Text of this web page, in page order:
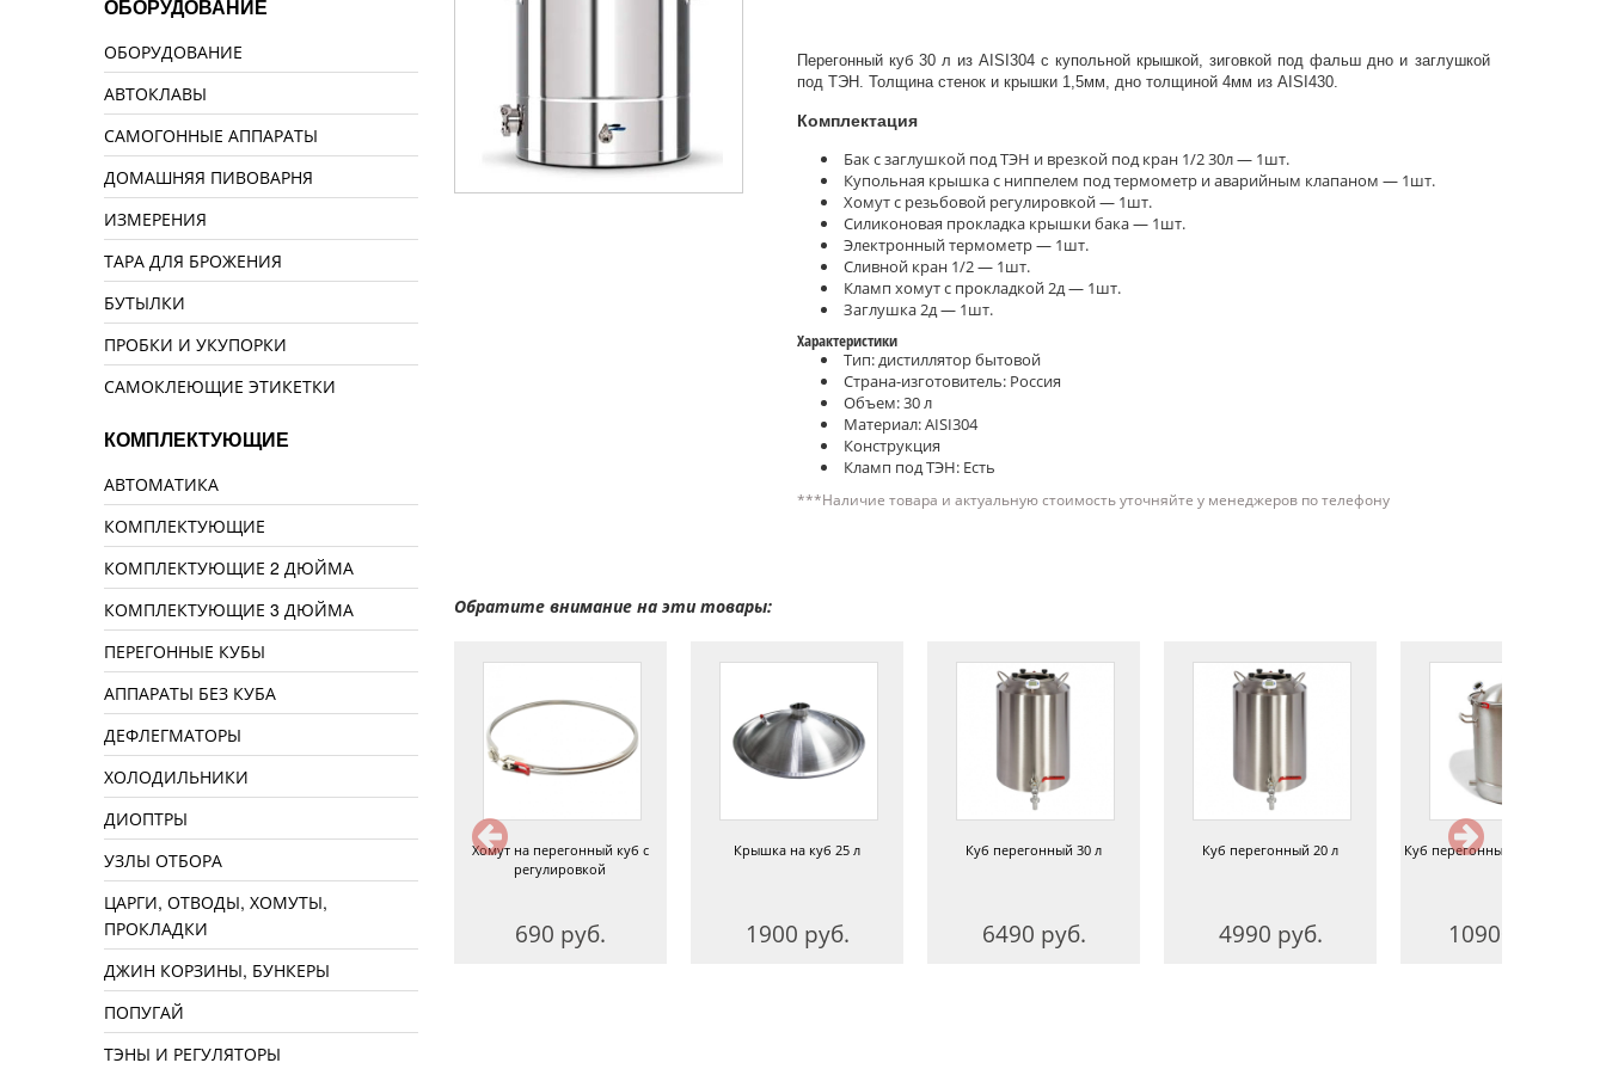
Перегонный куб 30 л из AISI304 с купольной крышкой, зиговкой под фальш дно и заглушкой
под ТЭН. Толщина стенок и крышки 1,5мм, дно толщиной 4мм из AISI430.
Комплектация
Бак с заглушкой под ТЭН и врезкой под кран 1/2 30л — 1шт.
Купольная крышка с ниппелем под термометр и аварийным клапаном — 1шт.
Хомут с резьбовой регулировкой — 1шт.
Силиконовая прокладка крышки бака — 1шт.
Электронный термометр — 1шт.
Сливной кран 1/2 — 1шт.
Кламп хомут с прокладкой 2д — 1шт.
Заглушка 2д — 1шт.
Характеристики
Тип: дистиллятор бытовой
Страна-изготовитель: Россия
Объем: 30 л
Материал: AISI304
Конструкция
Кламп под ТЭН: Есть
***Наличие товара и актуальную стоимость уточняйте у менеджеров по телефону
Обратите внимание на эти товары:
4990 руб.
Хомут на перегонный куб с
регулировкой
690 руб.
Крышка на куб 25 л
1900 руб.
Куб перегонный 30 л
6490 руб.
Куб перегонный 20 л
4990 руб.
Куб перегонный 36 л 1,5
10900 руб.
ОБОРУДОВАНИЕ
ОБОРУДОВАНИЕ
АВТОКЛАВЫ
САМОГОННЫЕ АППАРАТЫ
ДОМАШНЯЯ ПИВОВАРНЯ
ИЗМЕРЕНИЯ
ТАРА ДЛЯ БРОЖЕНИЯ
БУТЫЛКИ
ПРОБКИ И УКУПОРКИ
САМОКЛЕЮЩИЕ ЭТИКЕТКИ
КОМПЛЕКТУЮЩИЕ
АВТОМАТИКА
КОМПЛЕКТУЮЩИЕ
КОМПЛЕКТУЮЩИЕ 2 ДЮЙМА
КОМПЛЕКТУЮЩИЕ 3 ДЮЙМА
ПЕРЕГОННЫЕ КУБЫ
АППАРАТЫ БЕЗ КУБА
ДЕФЛЕГМАТОРЫ
ХОЛОДИЛЬНИКИ
ДИОПТРЫ
УЗЛЫ ОТБОРА
ЦАРГИ, ОТВОДЫ, ХОМУТЫ,
ПРОКЛАДКИ
ДЖИН КОРЗИНЫ, БУНКЕРЫ
ПОПУГАЙ
ТЭНЫ И РЕГУЛЯТОРЫ